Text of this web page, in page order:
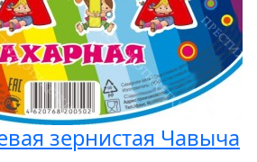
зернистая Чавыча